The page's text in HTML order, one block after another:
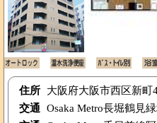
住所
大阪府大阪市西区新町
交通 Osaka Metro長堀鶴見